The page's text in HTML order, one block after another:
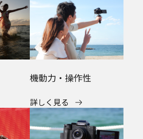
機動力・操作性
詳しく見る